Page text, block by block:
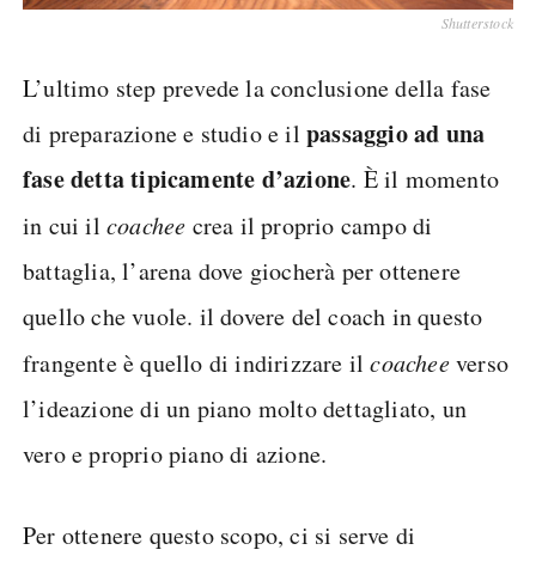
Shutterstock
L’ultimo step prevede la conclusione della fase
di preparazione e studio e il passaggio ad una
fase detta tipicamente d’azione. È il momento
in cui il coachee crea il proprio campo di
battaglia, l’arena dove giocherà per ottenere
quello che vuole. il dovere del coach in questo
frangente è quello di indirizzare ilcoacheeverso
l’ideazione di un piano molto dettagliato, un
vero e proprio piano di azione.
Per ottenere questo scopo, ci si serve di